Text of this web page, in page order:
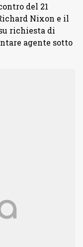
del 21
Nixon e il
richiesta di
agente sotto